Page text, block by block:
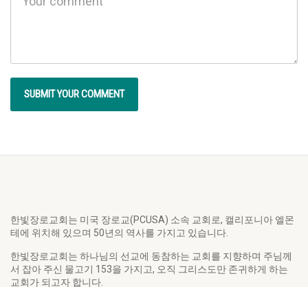
한빛장로교회는 미국 장로교(PCUSA) 소속 교회로, 캘리포니아 엘몬
테에 위치해 있으며 50년의 역사를 가지고 있습니다.
한빛장로교회는 하나님의 선교에 동참하는 교회를 지향하며 주님께
서 잡아 주신 물고기 153을 가지고, 오직 그리스도만 존귀하게 하는
교회가 되고자 합니다.